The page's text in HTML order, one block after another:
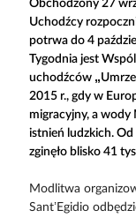
Obchodzony 27
Uchodźcy
potrwa do 4
Tygodnia jest
uchodźców
2015 r., gdy w
migracyjny, a wody
istnień ludzkich.
zginęło blisko 41
Modlitwa
Sant’Egidio